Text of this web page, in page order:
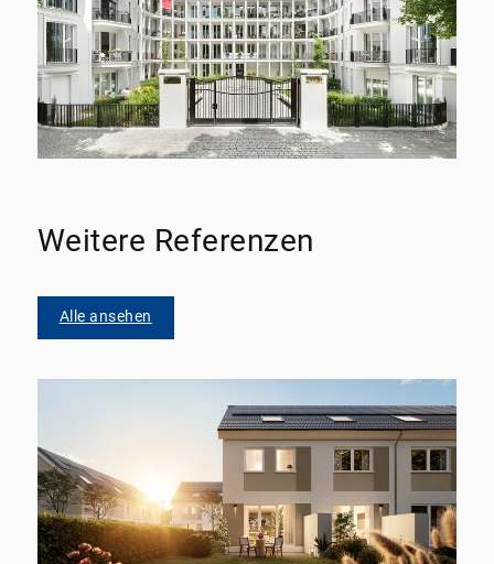
Weitere Referenzen
Alle ansehen